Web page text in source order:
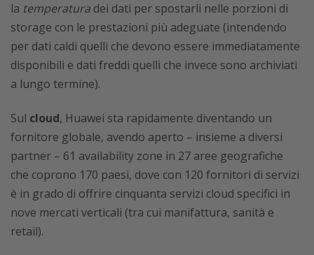
la temperatura dei dati per spostarli nelle porzioni di
storage con le prestazioni più adeguate (intendendo
per dati caldi quelli che devono essere immediatamente
disponibili e dati freddi quelli che invece sono archiviati
a lungo termine).
Sul cloud, Huawei sta rapidamente diventando un
fornitore globale, avendo aperto – insieme a diversi
partner – 61 availability zone in 27 aree geografiche
che coprono 170 paesi, dove con 120 fornitori di servizi
è in grado di offrire cinquanta servizi cloud specifici in
nove mercati verticali (tra cui manifattura, sanità e
retail).